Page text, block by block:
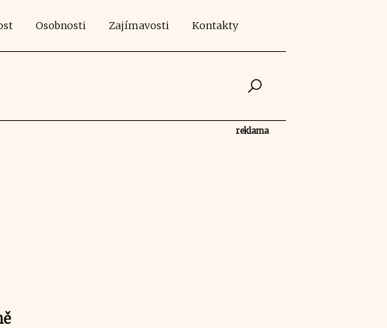
Osobnosti Zajímavosti Kontakty
reklama